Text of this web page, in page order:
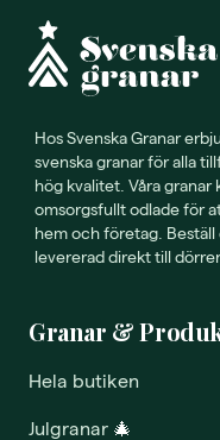
Hos Svenska Granar
svenska granar för alla
hög kvalitet. Våra
omsorgsfullt odlade för
hem och företag.
levererad direkt till
Granar &
Hela butiken
Julgranar 🎄